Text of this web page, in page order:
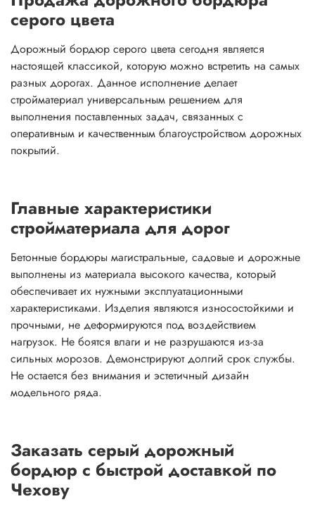
серого цвета
Дорожный бордюр серого цвета сегодня является
настоящей классикой, которую можно встретить на самых
разных дорогах. Данное исполнение делает
стройматериал универсальным решением для
выполнения поставленных задач, связанных с
оперативным и качественным благоустройством дорожных
покрытий.
Главные характеристики
стройматериала для дорог
Бетонные бордюры магистральные, садовые и дорожные
выполнены из материала высокого качества, который
обеспечивает их нужными эксплуатационными
характеристиками. Изделия являются износостойкими и
прочными, не деформируются под воздействием
нагрузок. Не боятся влаги и не разрушаются из-за
сильных морозов. Демонстрируют долгий срок службы.
Не остается без внимания и эстетичный дизайн
модельного ряда.
Заказать серый дорожный
бордюр с быстрой доставкой по
Чехову